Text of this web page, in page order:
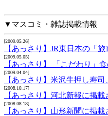
▼マスコミ・雑誌掲載情報
[2009.05.26]
【あっさり】JR東日本の「
[2009.05.05]
【あっさり】 「こだわり」
[2009.04.04]
【あっさり】米沢牛押し寿司
[2008.10.17]
【あっさり】河北新報に掲載
[2008.08.18]
【あっさり】山形新聞に掲載